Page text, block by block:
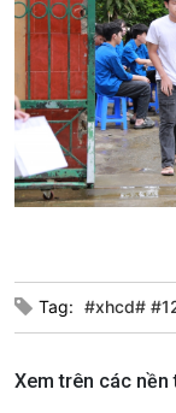
Bước chân đến
Tin Văn hoá & Du
Chát với người
Tag: #xhcd#
Xem trên các nền